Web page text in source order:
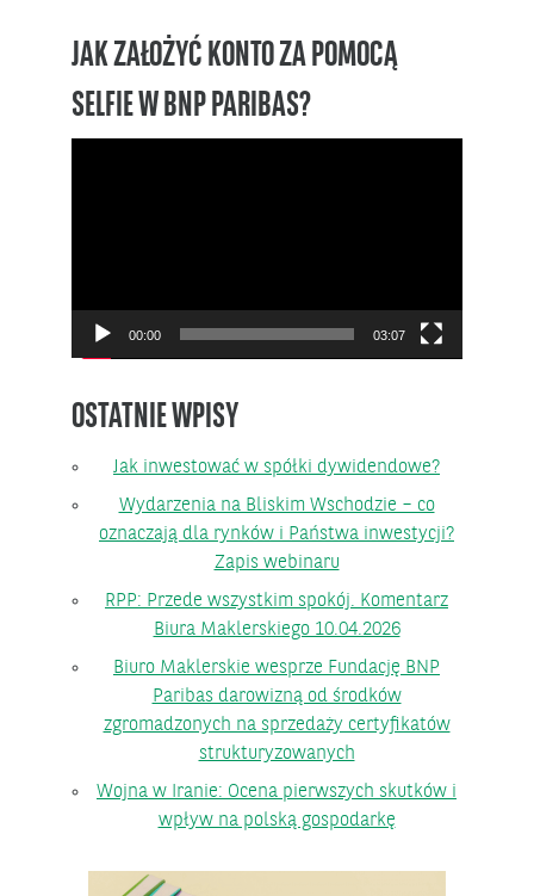
JAK ZAŁOŻYĆ KONTO ZA POMOCĄ
SELFIE W BNP PARIBAS?
00:00 03:07
OSTATNIE WPISY
Jak inwestować w spółki dywidendowe?
Wydarzenia na Bliskim Wschodzie – co
oznaczają dla rynków i Państwa inwestycji?
Zapis webinaru
RPP: Przede wszystkim spokój. Komentarz
Biura Maklerskiego 10.04.2026
Biuro Maklerskie wesprze Fundację BNP
Paribas darowizną od środków
zgromadzonych na sprzedaży certyfikatów
strukturyzowanych
Wojna w Iranie: Ocena pierwszych skutków i
wpływ na polską gospodarkę